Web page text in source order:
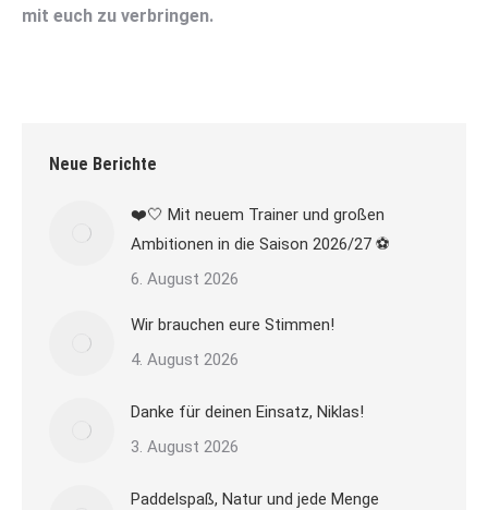
mit euch zu verbringen.
Neue Berichte
❤️🤍 Mit neuem Trainer und großen
Ambitionen in die Saison 2026/27 ⚽
6. August 2026
Wir brauchen eure Stimmen!
4. August 2026
Danke für deinen Einsatz, Niklas!
3. August 2026
Paddelspaß, Natur und jede Menge